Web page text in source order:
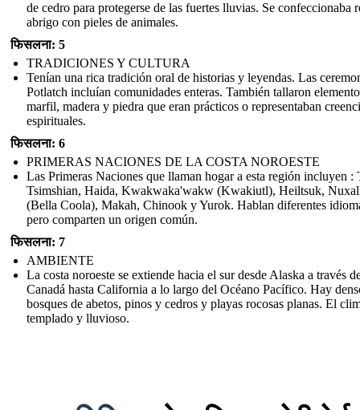
de cedro para protegerse de las fuertes lluvias. Se confeccionaba
abrigo con pieles de animales.
फिसलना: 5
TRADICIONES Y CULTURA
Tenían una rica tradición oral de historias y leyendas. Las
Potlatch incluían comunidades enteras. También tallaron
marfil, madera y piedra que eran prácticos o representaban
espirituales.
फिसलना: 6
PRIMERAS NACIONES DE LA COSTA NOROESTE
Las Primeras Naciones que llaman hogar a esta región incluyen :
Tsimshian, Haida, Kwakwaka'wakw (Kwakiutl), Heiltsuk,
(Bella Coola), Makah, Chinook y Yurok. Hablan diferentes
pero comparten un origen común.
फिसलना: 7
AMBIENTE
La costa noroeste se extiende hacia el sur desde Alaska a través
Canadá hasta California a lo largo del Océano Pacífico. Hay
bosques de abetos, pinos y cedros y playas rocosas planas. El
templado y lluvioso.